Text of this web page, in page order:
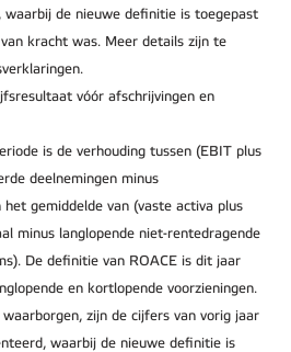
waarbij de nieuwe definitie is toegepast
kracht was. Meer details zijn te
vóór afschrijvingen en
is de verhouding tussen (EBIT plus
deelnemingen minus
het gemiddelde van (vaste activa plus
minus langlopende niet-rentedragende
De definitie van ROACE is dit jaar
en kortlopende voorzieningen.
zijn de cijfers van vorig jaar
waarbij de nieuwe definitie is